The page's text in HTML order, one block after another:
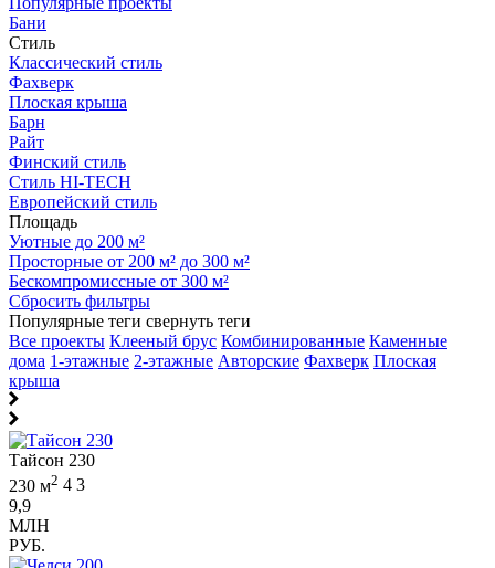
Бани
Стиль
Классический стиль
Фахверк
Плоская крыша
Барн
Райт
Финский стиль
Стиль HI-TECH
Европейский стиль
Площадь
Уютные до 200 м²
Просторные от 200 м² до 300 м²
Бескомпромиссные от 300 м²
Сбросить фильтры
Популярные теги свернуть теги
Все проекты Клееный брус Комбинированные Каменные
дома 1-этажные 2-этажные Авторские Фахверк Плоская
крыша
Тайсон 230
230 м2 4 3
9,9
МЛН
РУБ.